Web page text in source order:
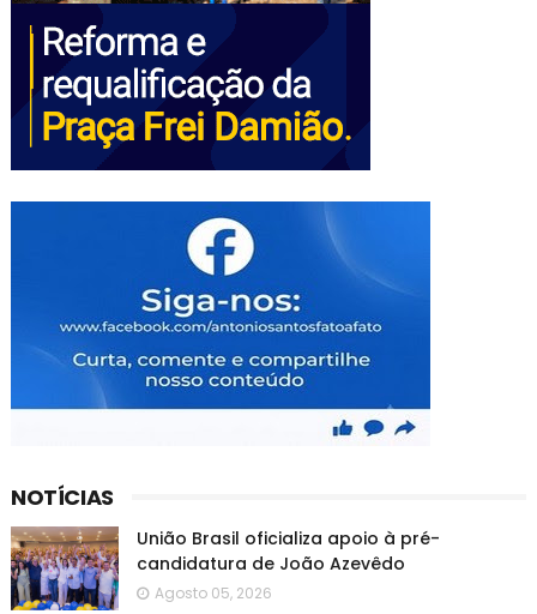
NOTÍCIAS
União Brasil oficializa apoio à pré-
candidatura de João Azevêdo
Agosto 05, 2026